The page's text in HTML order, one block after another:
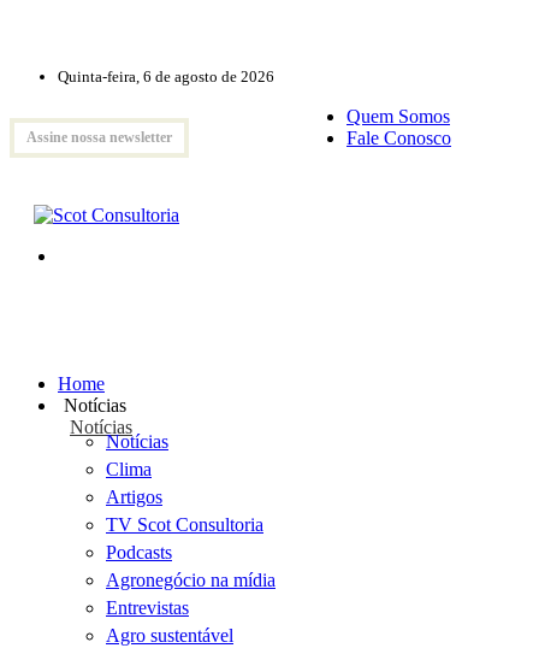
Quinta-feira, 6 de agosto de 2026
Assine nossa newsletter
Quem Somos
Fale Conosco
Home
Notícias
Notícias
Notícias
Clima
Artigos
TV Scot Consultoria
Podcasts
Agronegócio na mídia
Entrevistas
Agro sustentável